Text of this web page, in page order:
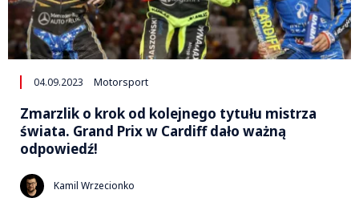
04.09.2023 Motorsport
Zmarzlik o krok od kolejnego tytułu mistrza
świata. Grand Prix w Cardiff dało ważną
odpowiedź!
Kamil Wrzecionko